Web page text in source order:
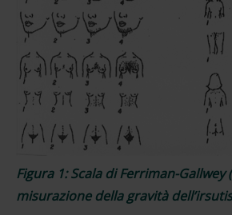
Figura 1: Scala di Ferriman-Gallwey
misurazione della gravità